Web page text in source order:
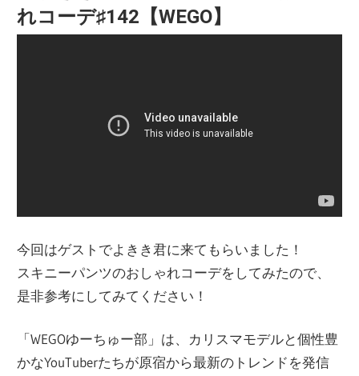
れコーデ♯142【WEGO】
今回はゲストでよきき君に来てもらいました！
スキニーパンツのおしゃれコーデをしてみたので、
是非参考にしてみてください！
「WEGOゆーちゅー部」は、カリスマモデルと個性豊
かなYouTuberたちが原宿から最新のトレンドを発信